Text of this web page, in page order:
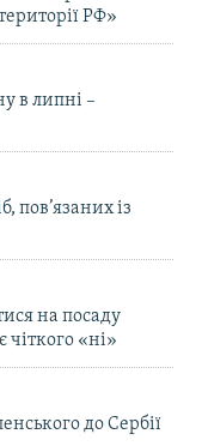
РФ»
в липні –
пов’язаних із
на посаду
чіткого «ні»
до Сербії